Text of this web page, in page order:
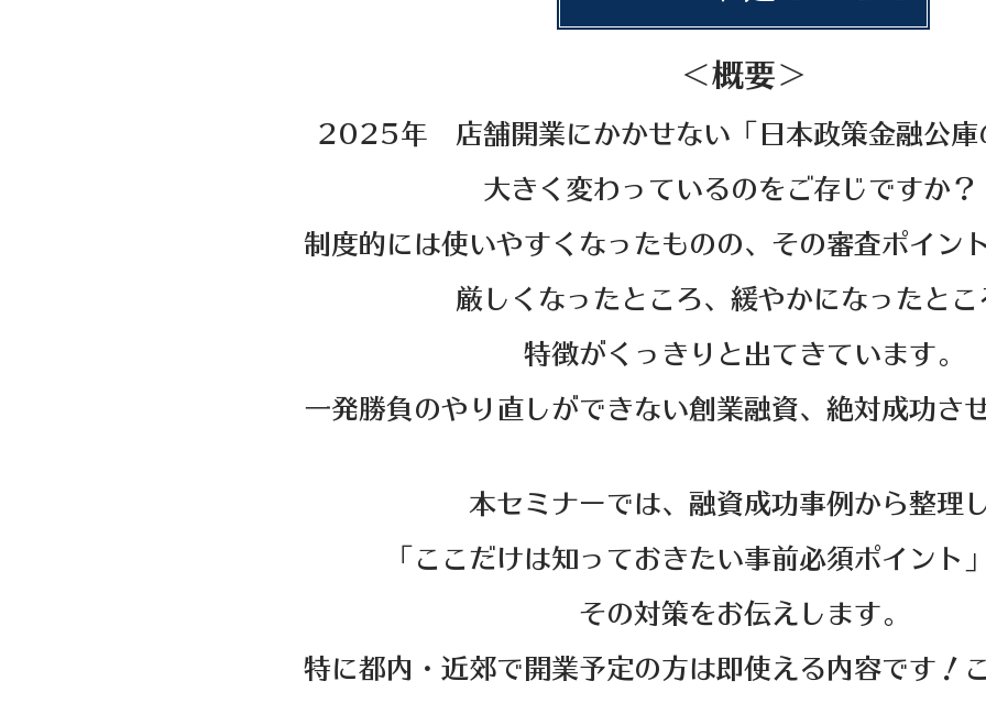
＜概要＞
2025年 店舗開業にかかせない「日本政策金融公庫
大きく変わっているのをご存じですか？
制度的には使いやすくなったものの、その審査ポイン
厳しくなったところ、緩やかになったとこ
特徴がくっきりと出てきています。
一発勝負のやり直しができない創業融資、絶対成功さ
本セミナーでは、融資成功事例から整理
「ここだけは知っておきたい事前必須ポイント
その対策をお伝えします。
特に都内・近郊で開業予定の方は即使える内容です！